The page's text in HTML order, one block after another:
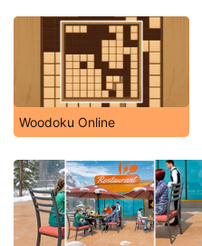
Woodoku Online